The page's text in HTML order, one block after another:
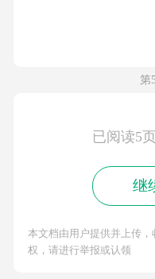
第
已阅读5
继
本文档由用户提供并上传
权，请进行举报或认领